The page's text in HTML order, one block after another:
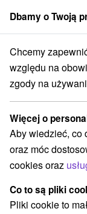
członek grupySorger
Slovensko
Park MINI
Wyświetl stronę
+421 905 449
Facebook
Dbamy o Twoją
Chcemy
względu na
zgody na
Więcej o
Aby wiedzieć, co
oraz móc
cookies oraz
Co to są pliki
Pliki cookie to